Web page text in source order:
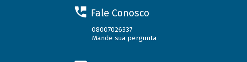
Fale Conosco
08007026337
Mande sua pergunta